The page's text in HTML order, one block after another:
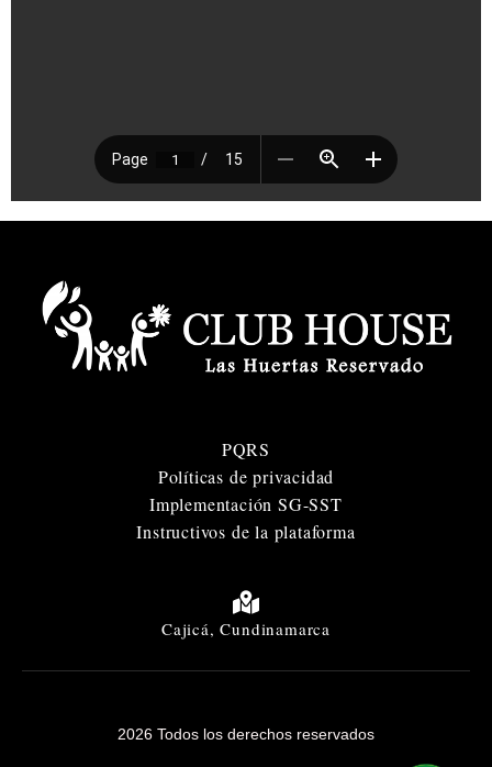
PQRS
Políticas de privacidad
Implementación SG-SST
Instructivos de la plataforma
Cajicá, Cundinamarca
2026 Todos los derechos reservados